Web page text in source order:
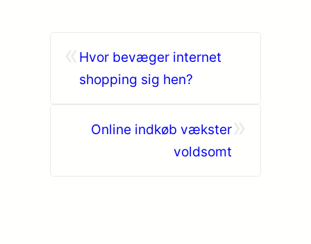
Hvor bevæger internet
shopping sig hen?
Online indkøb vækster
voldsomt